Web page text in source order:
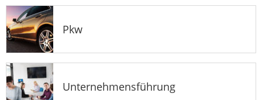
Pkw
Unternehmensführung